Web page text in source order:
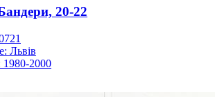
20-22
Львів
1980-2000